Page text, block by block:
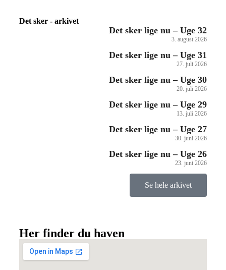
Det sker - arkivet
Det sker lige nu – Uge 32
3. august 2026
Det sker lige nu – Uge 31
27. juli 2026
Det sker lige nu – Uge 30
20. juli 2026
Det sker lige nu – Uge 29
13. juli 2026
Det sker lige nu – Uge 27
30. juni 2026
Det sker lige nu – Uge 26
23. juni 2026
Se hele arkivet
Her finder du haven